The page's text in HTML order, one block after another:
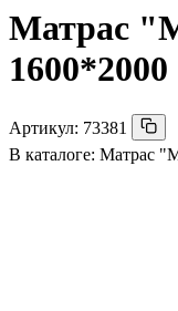
Матрас
1600*2000
Артикул: 73381
В каталоге: Матрас